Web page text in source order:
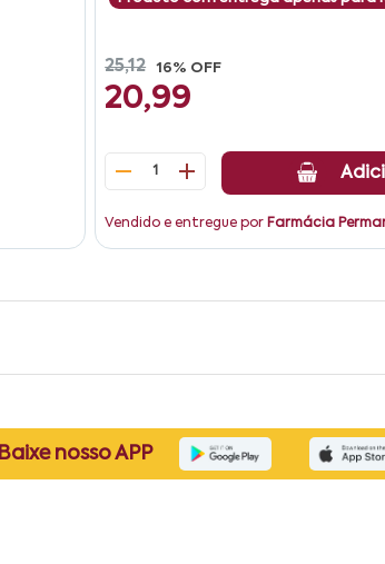
25,12 16% OFF
20,99
1
Vendido e entregue por Farmácia
Baixe nosso APP